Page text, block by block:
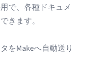
で、各種ドキュメ
きます。
をMakeへ自動送り